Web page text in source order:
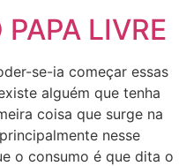
LIVRE
se-ia começar essas
alguém que tenha
coisa que surge na
nesse
o consumo é que dita o